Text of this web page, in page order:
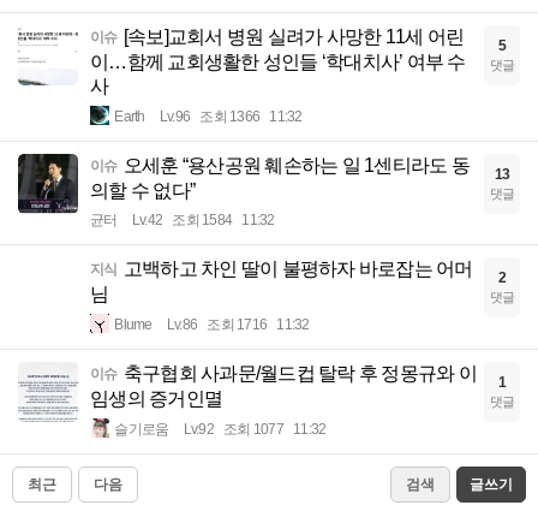
이슈 [속보]교회서 병원 실려가 사망한 11세 어린
이…함께 교회생활한 성인들 ‘학대치사’ 여부 수
사
Earth Lv.96 조회 1366 11:32
5
댓글
이슈 오세훈 “용산공원 훼손하는 일 1센티라도 동
의할 수 없다”
균터 Lv.42 조회 1584 11:32
13
댓글
지식
고백하고 차인 딸이 불평하자 바로잡는 어머
님
Blume Lv.86 조회 1716 11:32
2
댓글
이슈 축구협회 사과문/월드컵 탈락 후 정몽규와 이
임생의 증거인멸
슬기로움 Lv.92 조회 1077 11:32
1
댓글
최근 다음 검색 글쓰기